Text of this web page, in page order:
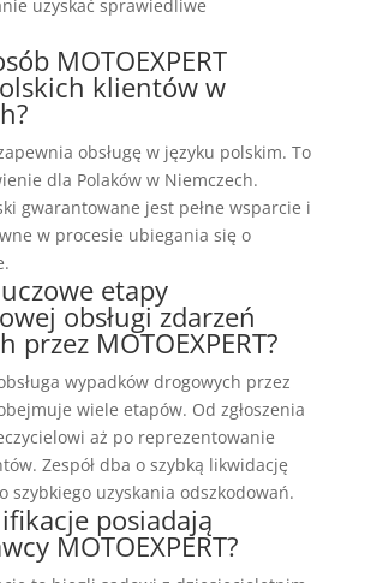
uzyskać sprawiedliwe
MOTOEXPERT
klientów w
zapewnia obsługę w języku polskim. To
dla Polaków w Niemczech.
gwarantowane jest pełne wsparcie i
w procesie ubiegania się o
etapy
obsługi zdarzeń
przez MOTOEXPERT?
wypadków drogowych przez
obejmuje wiele etapów. Od zgłoszenia
aż po reprezentowanie
Zespół dba o szybką likwidację
szybkiego uzyskania odszkodowań.
posiadają
MOTOEXPERT?